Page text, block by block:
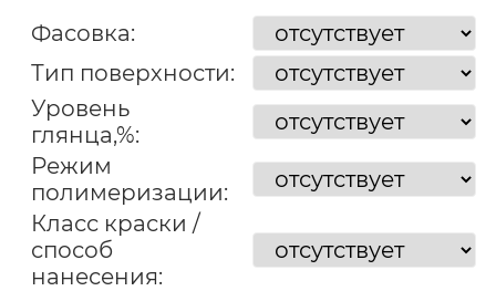
Фасовка:
Тип поверхности:
Уровень
глянца,%:
Режим
полимеризации:
Класс краски /
способ
нанесения: